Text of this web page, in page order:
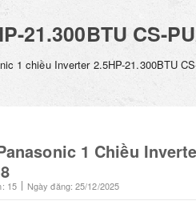
21.300BTU CS-
1 chiều Inverter 2.5HP-21.300BTU
1 Chiều
15 Ngày đăng: 25/12/2025